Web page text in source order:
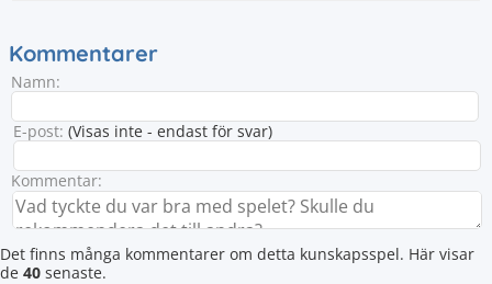
Kommentarer
Namn:
E-post: (Visas inte - endast för svar)
Kommentar:
Det finns många kommentarer om detta kunskapsspel. Här visar
de 40 senaste.